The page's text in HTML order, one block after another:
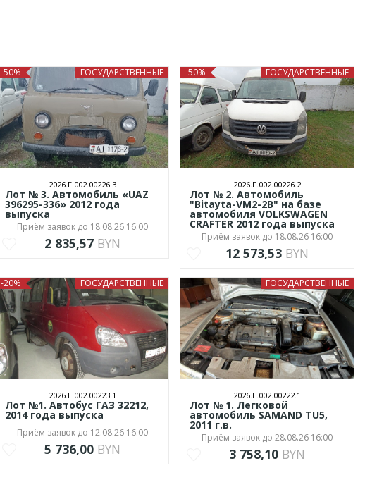
ГОСУДАРСТВЕННЫЕ
-50%
2026.Г.002.00226.3
Лот № 3. Автомобиль «UAZ
396295-336» 2012 года
выпуска
Приём заявок до 18.08.26 16:00
2 835,57 BYN
ГОСУДАРСТВЕННЫЕ
-50%
2026.Г.002.00226.2
Лот № 2. Автомобиль
"Bitayta-VM2-2B" на базе
автомобиля VOLKSWAGEN
CRAFTER 2012 года выпуска
Приём заявок до 18.08.26 16:00
12 573,53 BYN
ГОСУДАРСТВЕННЫЕ
-20%
2026.Г.002.00223.1
Лот №1. Автобус ГАЗ 32212,
2014 года выпуска
Приём заявок до 12.08.26 16:00
5 736,00 BYN
ГОСУДАРСТВЕННЫЕ
2026.Г.002.00222.1
Лот № 1. Легковой
автомобиль SAMAND TU5,
2011 г.в.
Приём заявок до 28.08.26 16:00
3 758,10 BYN